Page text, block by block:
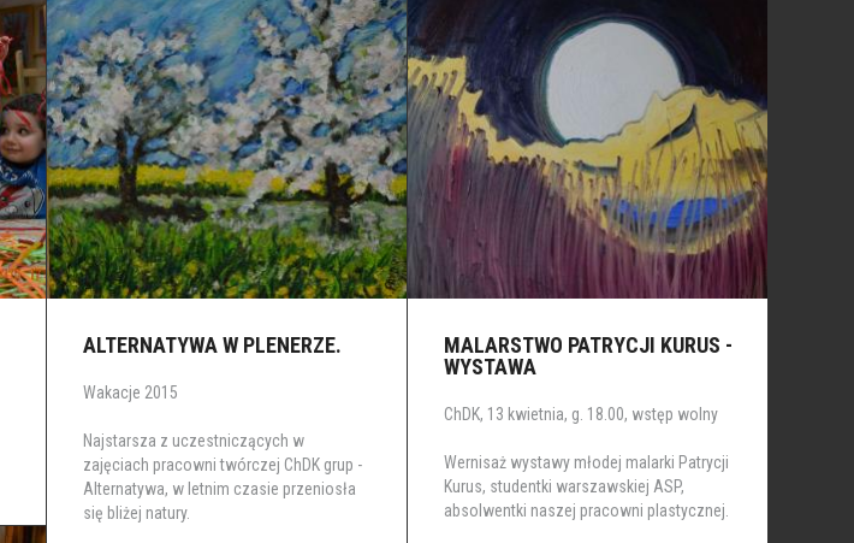
ALTERNATYWA W PLENERZE.
Wakacje 2015
Najstarsza z uczestniczących w
zajęciach pracowni twórczej ChDK grup -
Alternatywa, w letnim czasie przeniosła
się bliżej natury.
MALARSTWO PATRYCJI KURUS -
WYSTAWA
ChDK, 13 kwietnia, g. 18.00, wstęp wolny
Wernisaż wystawy młodej malarki Patrycji
Kurus, studentki warszawskiej ASP,
absolwentki naszej pracowni plastycznej.